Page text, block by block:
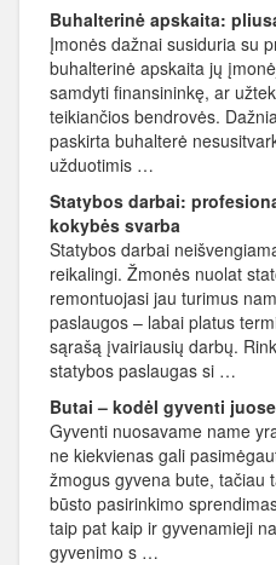
Buhalterinė apskaita:
Įmonės dažnai susiduria su
buhalterinė apskaita jų
samdyti finansininkę, ar
teikiančios bendrovės.
paskirta buhalterė
užduotimis …
Statybos darbai:
kokybės svarba
Statybos darbai
reikalingi. Žmonės nuolat
remontuojasi jau turimus
paslaugos – labai platus
sąrašą įvairiausių darbų.
statybos paslaugas si …
Butai – kodėl gyventi
Gyventi nuosavame name
ne kiekvienas gali
žmogus gyvena bute, tačiau
būsto pasirinkimo
taip pat kaip ir gyvenamieji
gyvenimo s …